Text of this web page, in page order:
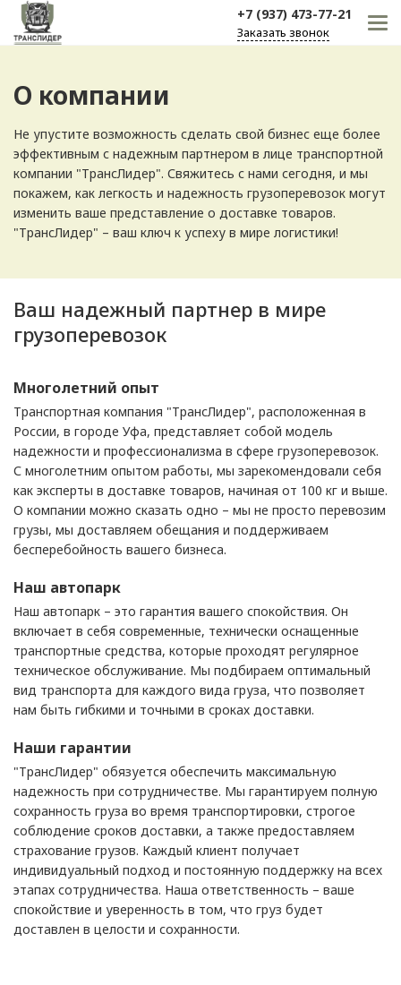
+7 (937) 473-77-21
Заказать звонок
О компании
Не упустите возможность сделать свой бизнес еще более
эффективным с надежным партнером в лице транспортной
компании "ТрансЛидер". Свяжитесь с нами сегодня, и мы
покажем, как легкость и надежность грузоперевозок могут
изменить ваше представление о доставке товаров.
"ТрансЛидер" – ваш ключ к успеху в мире логистики!
Ваш надежный партнер в мире
грузоперевозок
Многолетний опыт
Транспортная компания "ТрансЛидер", расположенная в
России, в городе Уфа, представляет собой модель
надежности и профессионализма в сфере грузоперевозок.
С многолетним опытом работы, мы зарекомендовали себя
как эксперты в доставке товаров, начиная от 100 кг и выше.
О компании можно сказать одно – мы не просто перевозим
грузы, мы доставляем обещания и поддерживаем
бесперебойность вашего бизнеса.
Наш автопарк
Наш автопарк – это гарантия вашего спокойствия. Он
включает в себя современные, технически оснащенные
транспортные средства, которые проходят регулярное
техническое обслуживание. Мы подбираем оптимальный
вид транспорта для каждого вида груза, что позволяет
нам быть гибкими и точными в сроках доставки.
Наши гарантии
"ТрансЛидер" обязуется обеспечить максимальную
надежность при сотрудничестве. Мы гарантируем полную
сохранность груза во время транспортировки, строгое
соблюдение сроков доставки, а также предоставляем
страхование грузов. Каждый клиент получает
индивидуальный подход и постоянную поддержку на всех
этапах сотрудничества. Наша ответственность – ваше
спокойствие и уверенность в том, что груз будет
доставлен в целости и сохранности.